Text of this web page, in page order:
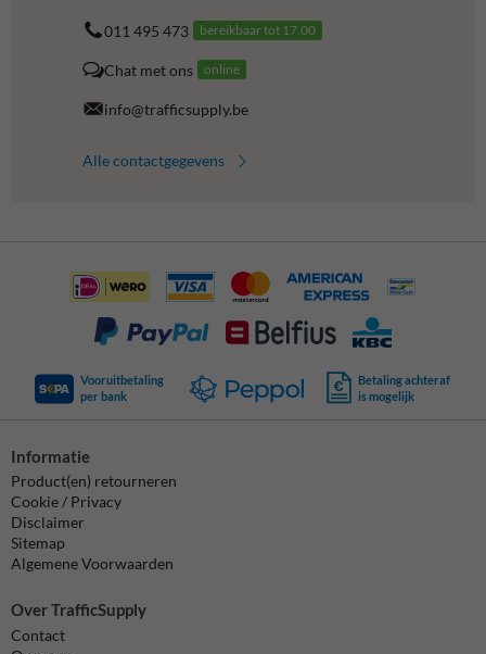
011 495 473 bereikbaar tot 17.00
Chat met ons online
info@trafficsupply.be
Alle contactgegevens
Vooruitbetaling
per bank
Betaling achteraf
is mogelijk
Informatie
Product(en) retourneren
Cookie / Privacy
Disclaimer
Sitemap
Algemene Voorwaarden
Over TrafficSupply
Contact